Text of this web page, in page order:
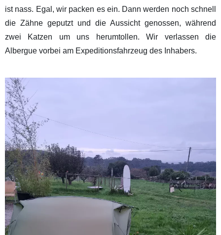
ist nass. Egal, wir packen es ein. Dann werden noch schnell
die Zähne geputzt und die Aussicht genossen, während
zwei Katzen um uns herumtollen. Wir verlassen die
Albergue vorbei am Expeditionsfahrzeug des Inhabers.